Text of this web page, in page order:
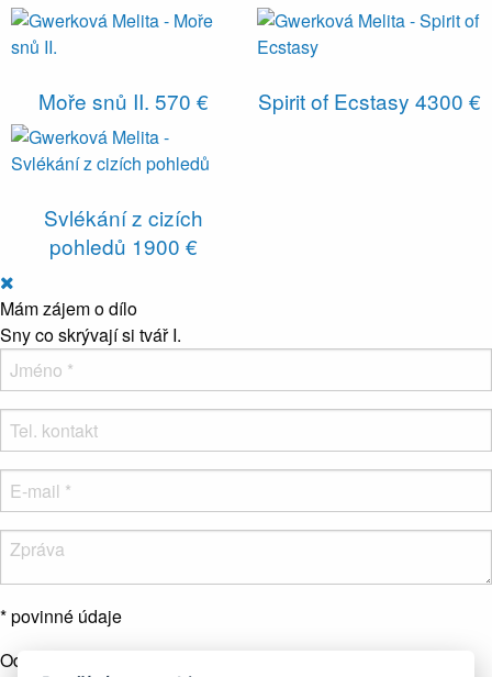
Moře snů II. 570 € Spirit of Ecstasy 4300 €
Svlékání z cizích
pohledů 1900 €
Mám zájem o dílo
Sny co skrývají si tvář I.
* povinné údaje
Odesláním formuláře souhlasíte se zpracováním osobních